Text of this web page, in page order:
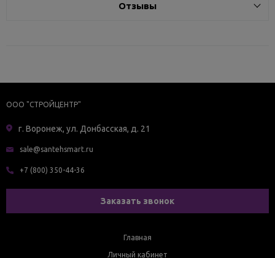
Отзывы
ООО "СТРОЙЦЕНТР"
г. Воронеж, ул. Донбасская, д. 21
sale@santehsmart.ru
+7 (800) 350-44-36
Заказать звонок
Главная
Личный кабинет